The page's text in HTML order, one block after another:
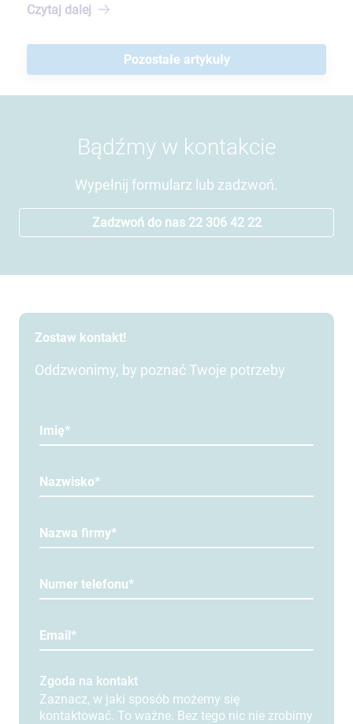
Czytaj dalej
Pozostałe artykuły
Bądźmy w kontakcie
Wypełnij formularz lub zadzwoń.
Zadzwoń do nas 22 306 42 22
Zostaw kontakt!
Oddzwonimy, by poznać Twoje potrzeby
Imię*
Nazwisko*
Nazwa firmy*
Numer telefonu*
Email*
Zgoda na kontakt
Zaznacz, w jaki sposób możemy się
kontaktować. To ważne. Bez tego nic nie zrobimy